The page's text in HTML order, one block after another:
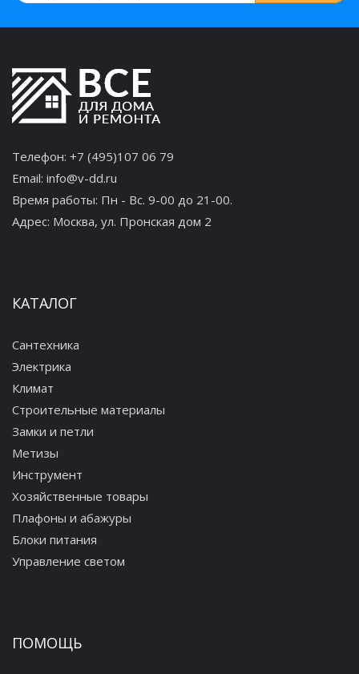
Телефон: +7 (495)107 06 79
Email: info@v-dd.ru
Время работы: Пн - Вс. 9-00 до 21-00.
Адрес: Москва, ул. Пронская дом 2
КАТАЛОГ
Сантехника
Электрика
Климат
Строительные материалы
Замки и петли
Метизы
Инструмент
Хозяйственные товары
Плафоны и абажуры
Блоки питания
Управление светом
ПОМОЩЬ